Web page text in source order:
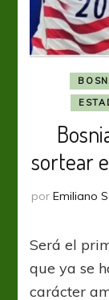
sortear
por Emiliano
Será el
que ya se
carácter